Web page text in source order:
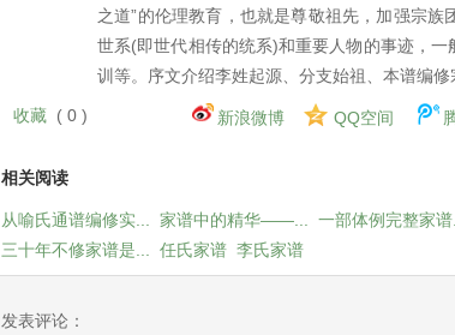
之道”的伦理教育，也就是尊敬祖先，加强宗
世系(即世代相传的统系)和重要人物的事迹，
训等。序文介绍李姓起源、分支始祖、本谱编修
新浪微博 QQ空间
收藏 ( 0 )
相关阅读
从喻氏通谱编修实... 家谱中的精华——... 一部体例完整家谱
三十年不修家谱是...
任氏家谱 李氏家谱
发表评论：